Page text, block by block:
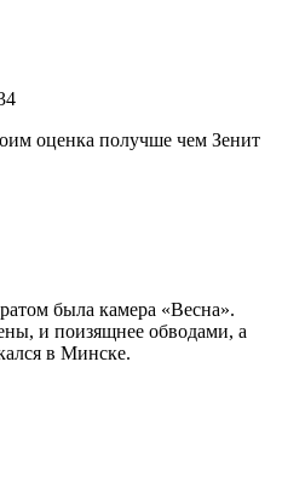
оценка получше чем Зенит
была камера «Весна».
и поизящнее обводами, а
в Минске.